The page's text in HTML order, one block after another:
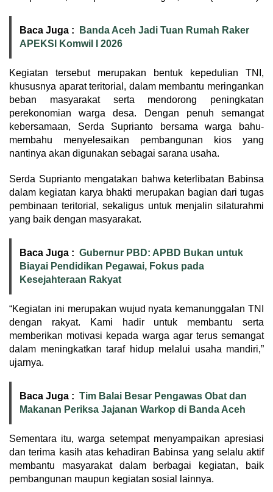
Baca Juga :
Banda Aceh Jadi Tuan Rumah Raker
APEKSI Komwil I 2026
Kegiatan tersebut merupakan bentuk kepedulian TNI,
khususnya aparat teritorial, dalam membantu meringankan
beban masyarakat serta mendorong peningkatan
perekonomian warga desa. Dengan penuh semangat
kebersamaan, Serda Suprianto bersama warga bahu-
membahu menyelesaikan pembangunan kios yang
nantinya akan digunakan sebagai sarana usaha.
Serda Suprianto mengatakan bahwa keterlibatan Babinsa
dalam kegiatan karya bhakti merupakan bagian dari tugas
pembinaan teritorial, sekaligus untuk menjalin silaturahmi
yang baik dengan masyarakat.
Baca Juga : Gubernur PBD: APBD Bukan untuk
Biayai Pendidikan Pegawai, Fokus pada
Kesejahteraan Rakyat
“Kegiatan ini merupakan wujud nyata kemanunggalan TNI
dengan rakyat. Kami hadir untuk membantu serta
memberikan motivasi kepada warga agar terus semangat
dalam meningkatkan taraf hidup melalui usaha mandiri,”
ujarnya.
Baca Juga : Tim Balai Besar Pengawas Obat dan
Makanan Periksa Jajanan Warkop di Banda Aceh
Sementara itu, warga setempat menyampaikan apresiasi
dan terima kasih atas kehadiran Babinsa yang selalu aktif
membantu masyarakat dalam berbagai kegiatan, baik
pembangunan maupun kegiatan sosial lainnya.